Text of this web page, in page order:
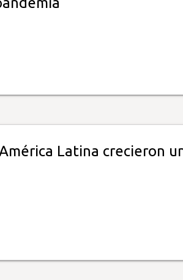
Latina crecieron